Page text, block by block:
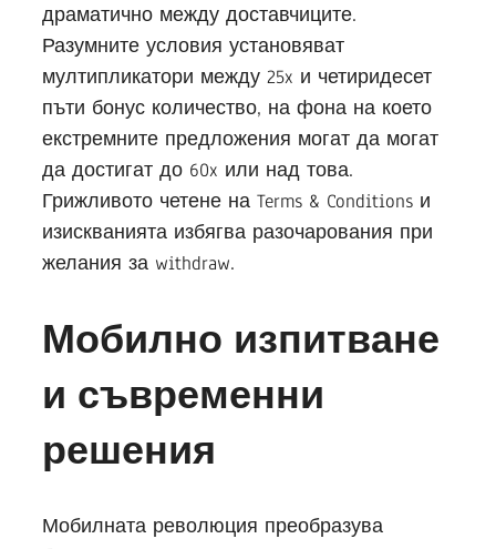
драматично между доставчиците.
Разумните условия установяват
мултипликатори между 25x и четиридесет
пъти бонус количество, на фона на което
екстремните предложения могат да могат
да достигат до 60x или над това.
Грижливото четене на Terms & Conditions и
изискванията избягва разочарования при
желания за withdraw.
Мобилно изпитване
и съвременни
решения
Мобилната революция преобразува